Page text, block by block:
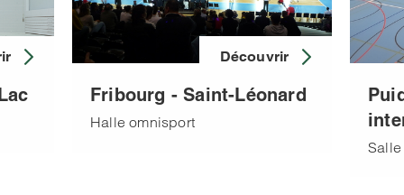
Découvrir
Fribourg - Saint-Léonard
Halle omnisport